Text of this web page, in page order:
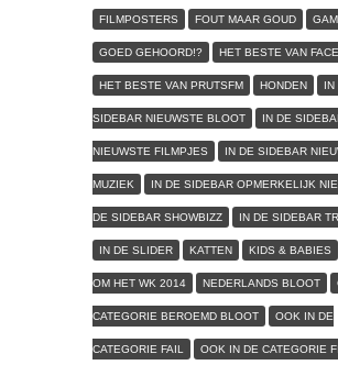
FILMPOSTERS FOUT MAAR GOUD
GOED GEHOORD!? HET BESTE VAN
HET BESTE VAN PRUTSFM HONDEN IN
SIDEBAR NIEUWSTE BLOOT IN DE
NIEUWSTE FILMPJES IN DE SIDEBAR
MUZIEK IN DE SIDEBAR OPMERKELIJK
DE SIDEBAR SHOWBIZZ IN DE SIDEBAR
IN DE SLIDER KATTEN KIDS & BABIES
OM HET WK 2014 NEDERLANDS BLOOT
CATEGORIE BEROEMD BLOOT OOK IN DE
CATEGORIE FAIL OOK IN DE CATEGORIE